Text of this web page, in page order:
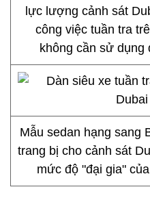
lực lượng cảnh sát
công việc tuần tra
không cần sử dụng
Mẫu sedan hạng sang
trang bị cho cảnh sát
mức độ "đại gia"